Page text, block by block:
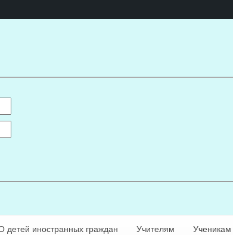
иностранных граждан Учителям Ученикам